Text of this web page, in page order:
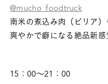
@mucho_foodtruck
南米の煮込み肉（ビリア）
爽やかで癖になる絶品新感
15：00～21：00